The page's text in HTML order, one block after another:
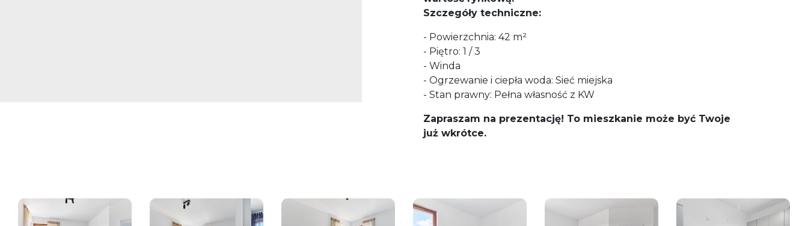
Szczegóły techniczne:
- Powierzchnia: 42 m²
- Piętro: 1 / 3
- Winda
- Ogrzewanie i ciepła woda: Sieć miejska
- Stan prawny: Pełna własność z KW
Zapraszam na prezentację! To mieszkanie może być Twoje
już wkrótce.